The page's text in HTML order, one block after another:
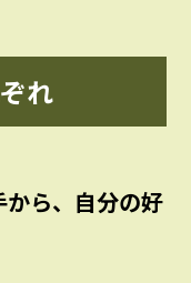
れ
から、自分の好